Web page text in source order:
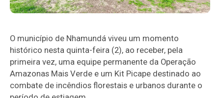
O município de Nhamundá viveu um momento
histórico nesta quinta-feira (2), ao receber, pela
primeira vez, uma equipe permanente da Operação
Amazonas Mais Verde e um Kit Picape destinado ao
combate de incêndios florestais e urbanos durante o